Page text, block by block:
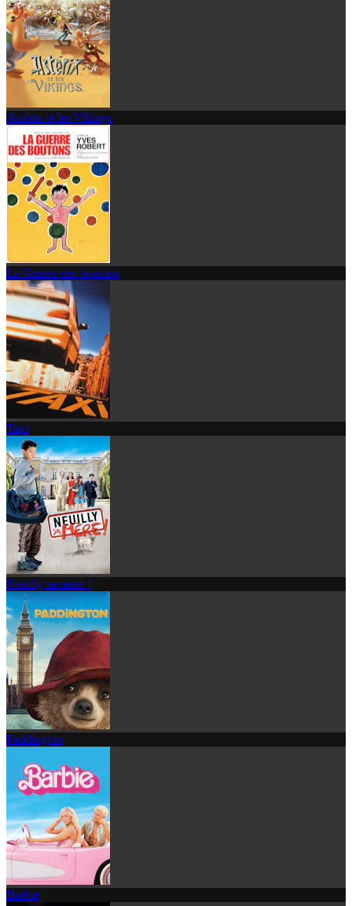
Astérix et les Vikings
La Guerre des boutons
Taxi
Neuilly sa mère !
Paddington
Barbie